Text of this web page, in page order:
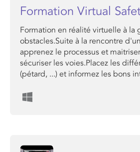
Formation Virtual
Formation en réalité virtuelle à la
obstacles.Suite à la rencontre
apprenez le processus et
sécuriser les voies.Placez les
(pétard, ...) et informez les bons